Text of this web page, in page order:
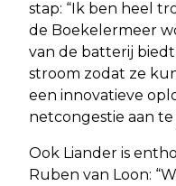
stap: “Ik ben heel
de Boekelermeer
van de batterij
stroom zodat ze
een innovatieve
netcongestie aan te
Ook Liander is
Ruben van Loon: